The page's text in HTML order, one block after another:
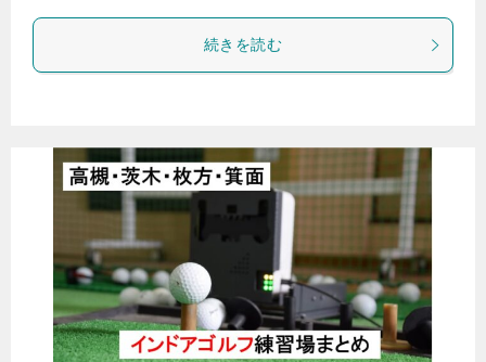
続きを読む